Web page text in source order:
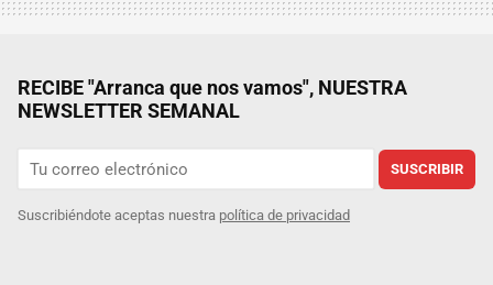
RECIBE "Arranca que nos vamos", NUESTRA
NEWSLETTER SEMANAL
SUSCRIBIR
Suscribiéndote aceptas nuestra política de privacidad